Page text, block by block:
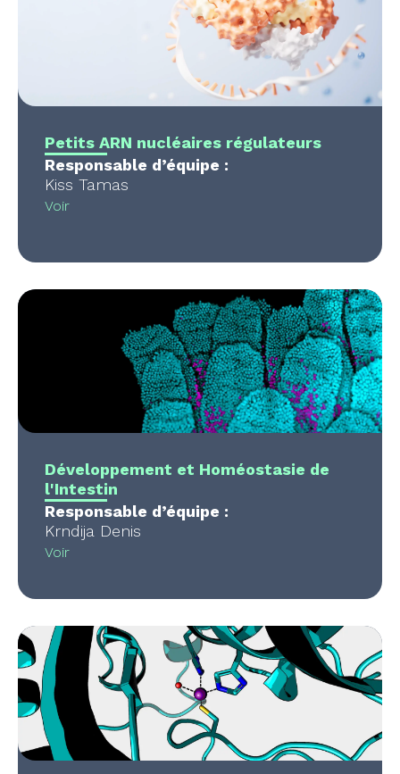
Petits ARN nucléaires régulateurs
Responsable d’équipe :
Kiss Tamas
Voir
Développement et Homéostasie de
l'Intestin
Responsable d’équipe :
Krndija Denis
Voir